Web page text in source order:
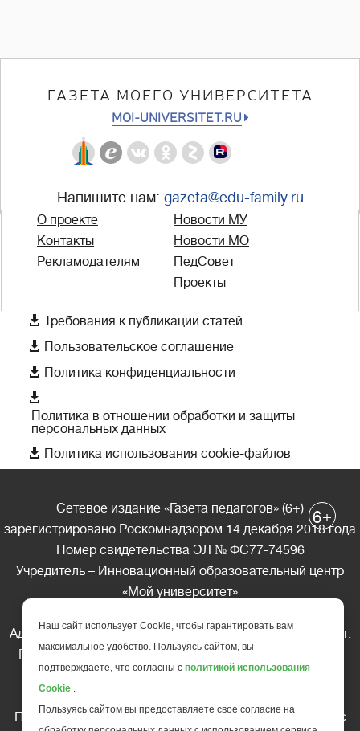
ГАЗЕТА МОЕГО УНИВЕРСИТЕТА
MOI-UNIVERSITET.RU
Напишите нам: gazeta@edu-family.ru
О проекте
Контакты
Рекламодателям
Новости МУ
Новости МО
ПедСовет
Проекты
 Требования к публикации статей
 Пользовательское соглашение
 Политика конфиденциальности

Политика в отношении обработки и защиты
персональных данных
 Политика использования cookie-файлов
Сетевое издание «Газета педагогов» (6+)
зарегистрировано Роскомнадзором 14 декабря 2018 года
Номер свидетельства ЭЛ № ФС77-74596
Учредитель – Инновационный образовательный центр
«Мой университет»
Адрес редакции: 185035 Россия, Республика Карелия, г.
Петрозаводск, ул. Фридриха Энгельса д.10, офис 211
Телефон редакции: +7 (499) 685-10-45
Перепечатка материалов газеты допускается только c
6+
Наш сайт использует Cookie, чтобы гарантировать вам
максимальное удобство. Пользуясь сайтом, вы
подтверждаете, что согласны с политикой использования
Cookie .
Пользуясь сайтом вы предоставляете свое согласие на